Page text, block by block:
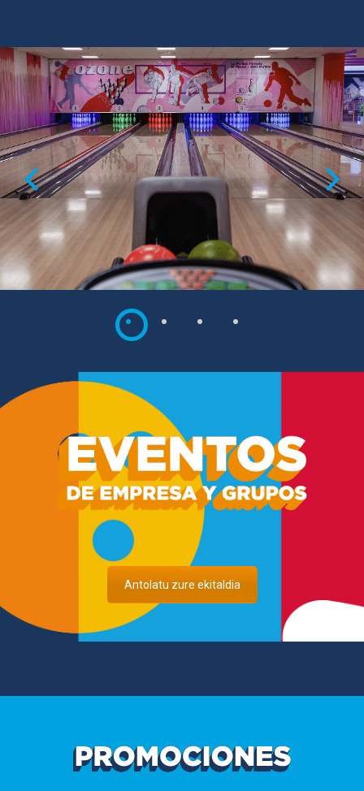
Antolatu zure ekitaldia